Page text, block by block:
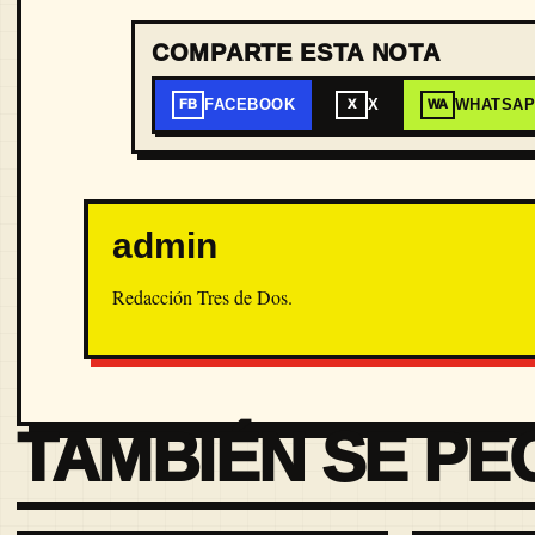
COMPARTE ESTA NOTA
FB FACEBOOK X X WA
admin
Redacción Tres de Dos.
TAMBIÉN SE